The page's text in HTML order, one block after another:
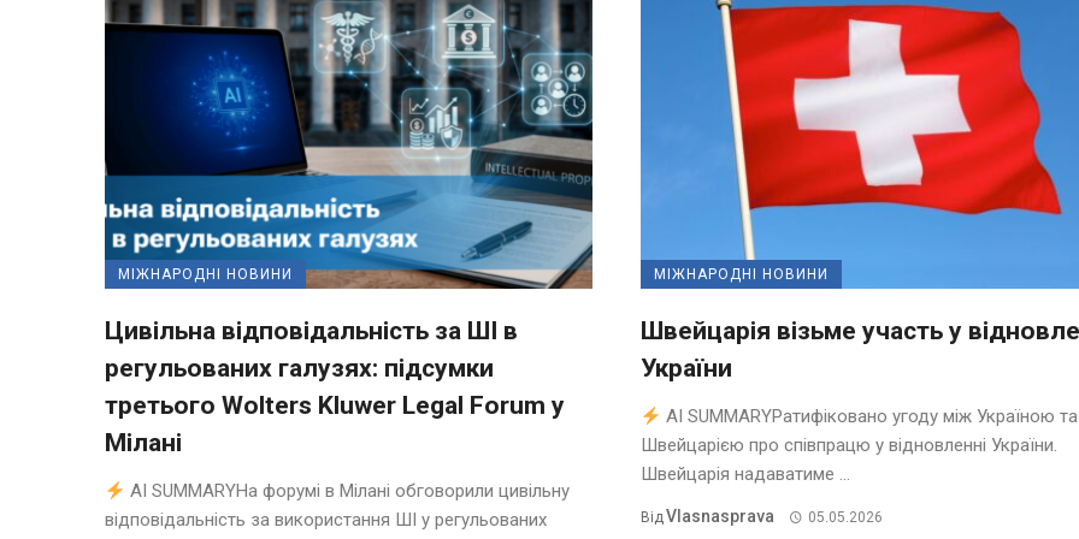
МІЖНАРОДНІ НОВИНИ
Цивільна відповідальність за ШІ в
регульованих галузях: підсумки
третього Wolters Kluwer Legal Forum у
Мілані
AI SUMMARYНа форумі в Мілані обговорили цивільну
відповідальність за використання ШІ у регульованих
МІЖНАРОДНІ НОВИНИ
Швейцарія візьме участь у
України
AI SUMMARYРатифіковано угоду між Україною та
Швейцарією про співпрацю у відновленні України.
Швейцарія надаватиме ...
ВідVlasnasprava 05.05.2026